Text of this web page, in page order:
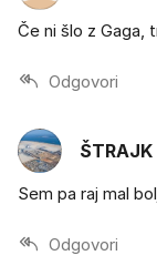
Če ni šlo z Gaga,
Odgovori
ŠTRAJK
Sem pa raj mal
Odgovori